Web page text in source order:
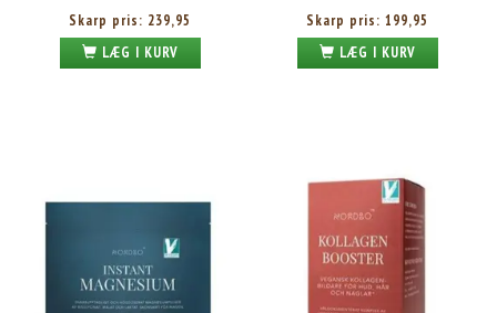
Skarp pris: 239,95
LÆG I KURV
Skarp pris: 199,95
LÆG I KURV